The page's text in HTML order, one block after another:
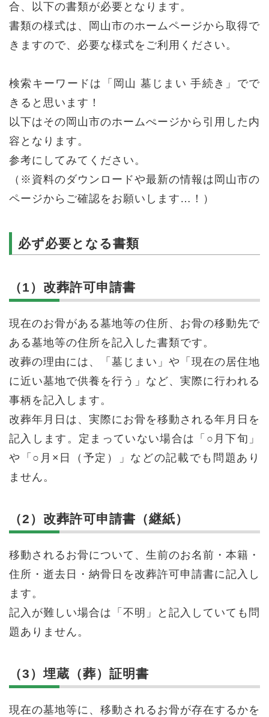
合、以下の書類が必要となります。
書類の様式は、岡山市のホームページから取得で
きますので、必要な様式をご利用ください。
検索キーワードは「岡山 墓じまい 手続き」でで
きると思います！
以下はその岡山市のホームぺージから引用した内
容となります。
参考にしてみてください。
（※資料のダウンロードや最新の情報は岡山市の
ページからご確認をお願いします…！）
必ず必要となる書類
（1）改葬許可申請書
現在のお骨がある墓地等の住所、お骨の移動先で
ある墓地等の住所を記入した書類です。
改葬の理由には、「墓じまい」や「現在の居住地
に近い墓地で供養を行う」など、実際に行われる
事柄を記入します。
改葬年月日は、実際にお骨を移動される年月日を
記入します。定まっていない場合は「○月下旬」
や「○月×日（予定）」などの記載でも問題あり
ません。
（2）改葬許可申請書（継紙）
移動されるお骨について、生前のお名前・本籍・
住所・逝去日・納骨日を改葬許可申請書に記入し
ます。
記入が難しい場合は「不明」と記入していても問
題ありません。
（3）埋蔵（葬）証明書
現在の墓地等に、移動されるお骨が存在するかを